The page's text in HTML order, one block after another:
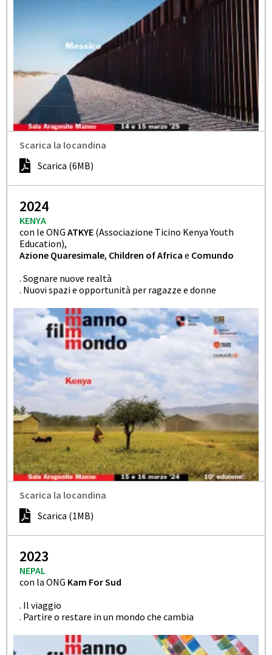
Scarica la locandina
Scarica (6MB)
2024
KENYA
con le ONG ATKYE (Associazione Ticino Kenya Youth
Education),
Azione Quaresimale, Children of Africa e Comundo
. Sognare nuove realtà
. Nuovi spazi e opportunità per ragazze e donne
Scarica la locandina
Scarica (1MB)
2023
NEPAL
con la ONG Kam For Sud
. Il viaggio
. Partire o restare in un mondo che cambia